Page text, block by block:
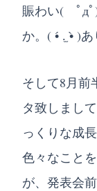
賑わい( ﾟдﾟ
か。( •́ .̫ •̀ )
そして8月前
タ致しまし
っくりな成
色々なこと
が、発表会